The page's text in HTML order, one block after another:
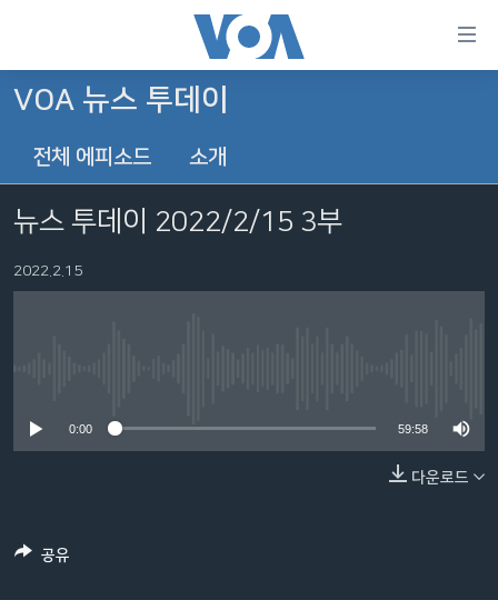
가
크
인
콘
세계
라디오
프로그램
FOLLOW US
VOA 뉴스 투데이
전체 에피소드 소개
뉴스 투데이 2022/2/15 3부
2022.2.15
0:00 59:58
다운로드
공유